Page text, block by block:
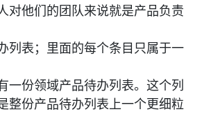
对他们的团队来说就是产品负责
列表；里面的每个条目只属于一
一份领域产品待办列表。这个列
整份产品待办列表上一个更细粒